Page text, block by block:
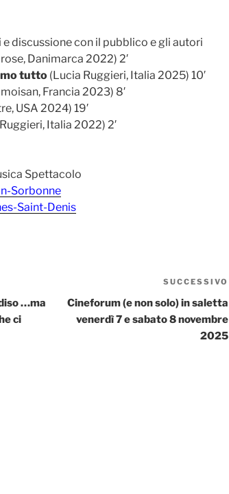
discussione con il pubblico e gli autori
Danimarca 2022) 2′
tutto (Lucia Ruggieri, Italia 2025) 10′
Francia 2023) 8′
USA 2024) 19′
Italia 2022) 2′
Spettacolo
Sorbonne
Saint-Denis
…ma
ci
SUCCESSIVO
Cineforum (e non solo) in saletta
venerdì 7 e sabato 8 novembre
2025